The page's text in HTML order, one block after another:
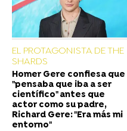
EL PROTAGONISTA DE THE
SHARDS
Homer Gere confiesa que
"pensaba que iba a ser
científico" antes que
actor como su padre,
Richard Gere: "Era más mi
entorno"